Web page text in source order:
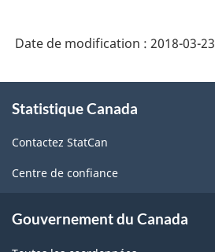
l'Amérique
du
Nord
(SCIAN)
2017
version
Date de modification : 2018-03-23
propos
ce
site
Statistique Canada
Contactez StatCan
Centre de confiance
Gouvernement du Canada